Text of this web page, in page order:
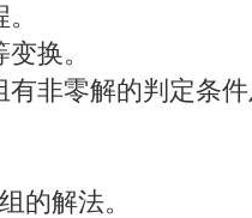
换。
非零解的判定条
的解法。